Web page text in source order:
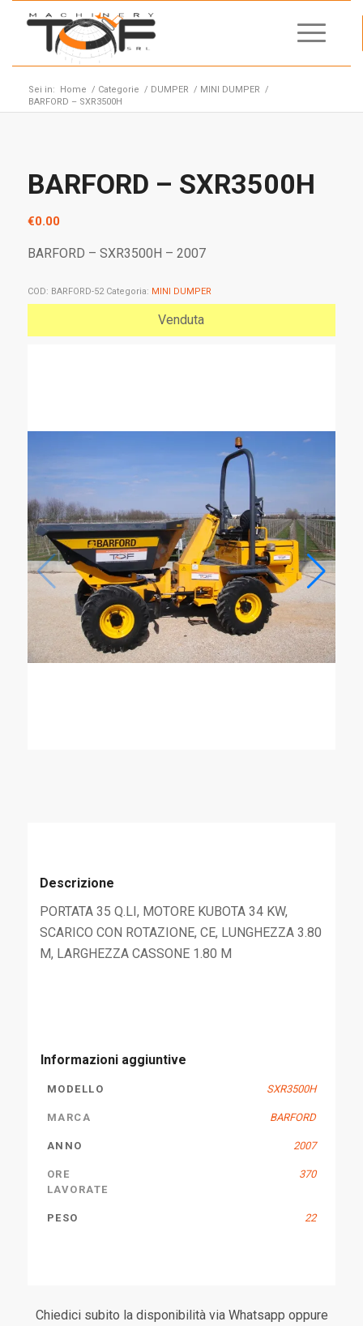
Sei in: Home / Categorie / DUMPER / MINI DUMPER /
BARFORD – SXR3500H
BARFORD – SXR3500H
€0.00
BARFORD – SXR3500H – 2007
COD: BARFORD-52 Categoria: MINI DUMPER
Venduta
Descrizione
PORTATA 35 Q.LI, MOTORE KUBOTA 34 KW,
SCARICO CON ROTAZIONE, CE, LUNGHEZZA 3.80
M, LARGHEZZA CASSONE 1.80 M
Informazioni aggiuntive
MODELLO SXR3500H
MARCA BARFORD
ANNO 2007
ORE
LAVORATE
370
PESO 22
Chiedici subito la disponibilità via Whatsapp oppure